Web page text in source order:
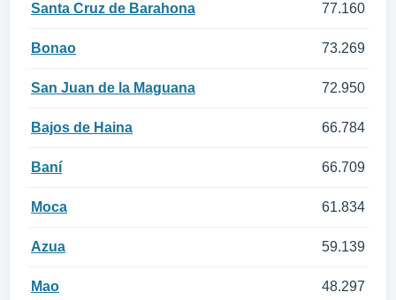
Santa Cruz de Barahona 77.160
Bonao 73.269
San Juan de la Maguana 72.950
Bajos de Haina 66.784
Baní 66.709
Moca 61.834
Azua 59.139
Mao 48.297